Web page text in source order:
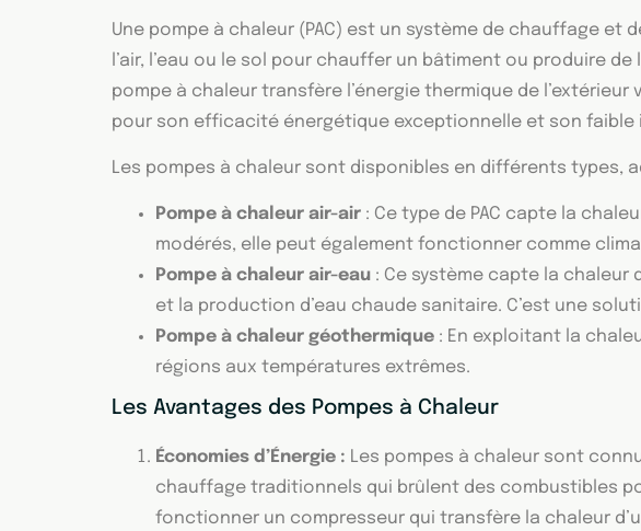
Une pompe à chaleur (PAC) est un système de chauffage
l’air, l’eau ou le sol pour chauffer un bâtiment ou produire
pompe à chaleur transfère l’énergie thermique de
pour son efficacité énergétique exceptionnelle et son faible
Les pompes à chaleur sont disponibles en différents types,
Pompe à chaleur air-air : Ce type de PAC capte la
modérés, elle peut également fonctionner comme
Pompe à chaleur air-eau : Ce système capte la chaleur
et la production d’eau chaude sanitaire. C’est une
Pompe à chaleur géothermique : En exploitant la
régions aux températures extrêmes.
Les Avantages des Pompes à Chaleur
Économies d’Énergie : Les pompes à chaleur sont
chauffage traditionnels qui brûlent des combustibles
fonctionner un compresseur qui transfère la chaleur